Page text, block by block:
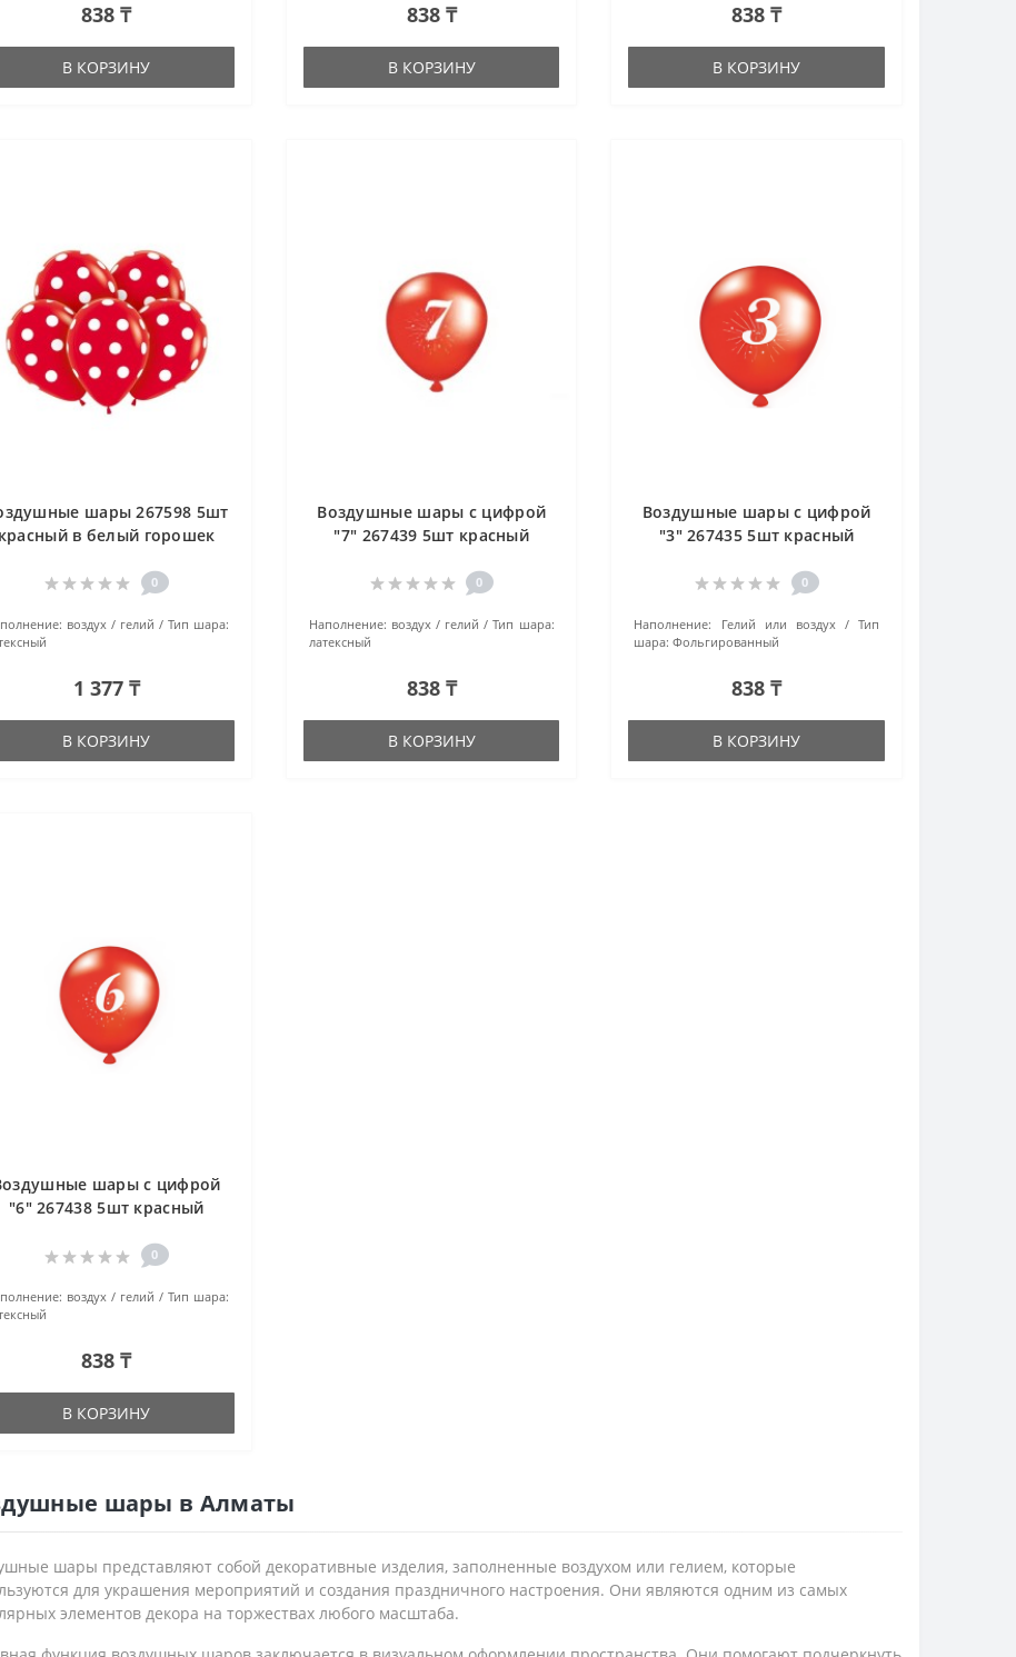
838 ₸
В КОРЗИНУ
838 ₸
В КОРЗИНУ
838 ₸
В КОРЗИНУ
шары 267598 5шт
красный в белый горошек
0
воздух / гелий
Тип шара:
1 377 ₸
В КОРЗИНУ
Воздушные шары с цифрой
"7" 267439 5шт красный
0
Наполнение: воздух / гелий
Тип шара:
латексный
838 ₸
В КОРЗИНУ
Воздушные шары с цифрой
"3" 267435 5шт красный
0
Наполнение: Гелий или воздух
Тип
шара: Фольгированный
838 ₸
В КОРЗИНУ
шары с цифрой
"6" 267438 5шт красный
0
воздух / гелий
Тип шара:
838 ₸
В КОРЗИНУ
шары в Алматы
шары представляют собой декоративные изделия, заполненные воздухом или гелием, которые
для украшения мероприятий и создания праздничного настроения. Они являются одним из самых
элементов декора на торжествах любого масштаба.